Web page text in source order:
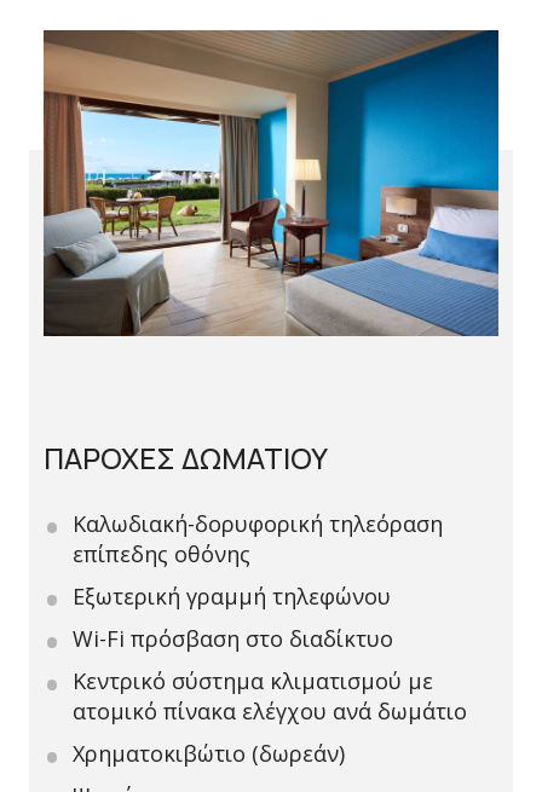
ΠΑΡΟΧΕΣ ΔΩΜΑΤΙΟΥ
Καλωδιακή-δορυφορική τηλεόραση
επίπεδης οθόνης
Εξωτερική γραμμή τηλεφώνου
Wi-Fi πρόσβαση στο διαδίκτυο
Κεντρικό σύστημα κλιματισμού με
ατομικό πίνακα ελέγχου ανά δωμάτιο
Χρηματοκιβώτιο (δωρεάν)